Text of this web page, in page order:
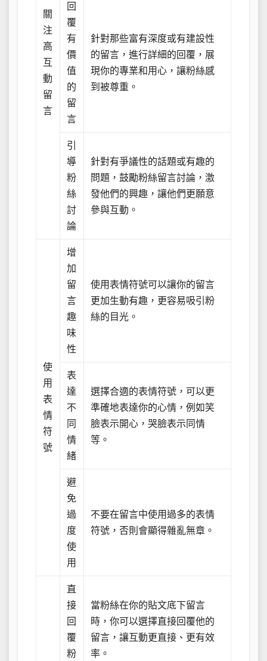
關
注
高
互
動
留
言
回
覆
有
價
值
的
留
言
針對那些富有深度或有建設性
的留言，進行詳細的回覆，展
現你的專業和用心，讓粉絲感
到被尊重。
引
導
粉
絲
討
論
針對有爭議性的話題或有趣的
問題，鼓勵粉絲留言討論，激
發他們的興趣，讓他們更願意
參與互動。
使
用
表
情
符
號
增
加
留
言
趣
味
性
使用表情符號可以讓你的留言
更加生動有趣，更容易吸引粉
絲的目光。
表
達
不
同
情
緒
選擇合適的表情符號，可以更
準確地表達你的心情，例如笑
臉表示開心，哭臉表示同情
等。
避
免
過
度
使
用
不要在留言中使用過多的表情
符號，否則會顯得雜亂無章。
直
接
回
覆
粉
當粉絲在你的貼文底下留言
時，你可以選擇直接回覆他的
留言，讓互動更直接、更有效
率。